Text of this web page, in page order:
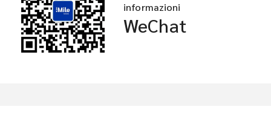
informazioni
WeChat